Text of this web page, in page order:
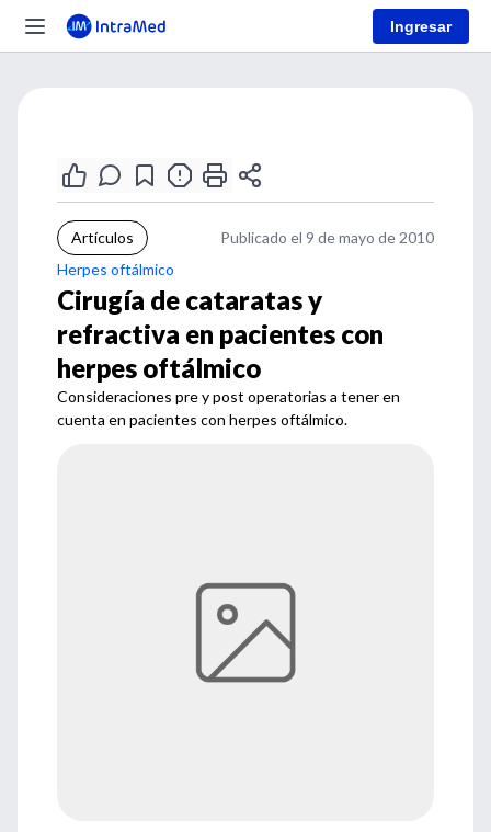
Ingresar
Artículos
Publicado el 9 de mayo de 2010
Herpes oftálmico
Cirugía de cataratas y
refractiva en pacientes con
herpes oftálmico
Consideraciones pre y post operatorias a tener en
cuenta en pacientes con herpes oftálmico.